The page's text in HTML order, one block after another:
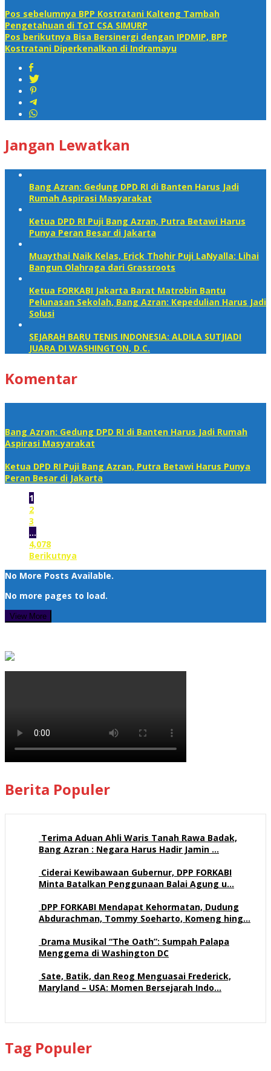
Pos sebelumnya BPP Kostratani Kalteng Tambah
Pengetahuan di ToT CSA SIMURP
Pos berikutnya Bisa Bersinergi dengan IPDMIP, BPP
Kostratani Diperkenalkan di Indramayu
Jangan Lewatkan
Bang Azran: Gedung DPD RI di Banten Harus Jadi
Rumah Aspirasi Masyarakat
Ketua DPD RI Puji Bang Azran, Putra Betawi Harus
Punya Peran Besar di Jakarta
Muaythai Naik Kelas, Erick Thohir Puji LaNyalla: Lihai
Bangun Olahraga dari Grassroots
Ketua FORKABI Jakarta Barat Matrobin Bantu
Pelunasan Sekolah, Bang Azran: Kepedulian Harus Jadi
Solusi
SEJARAH BARU TENIS INDONESIA: ALDILA SUTJIADI
JUARA DI WASHINGTON, D.C.
Komentar
Bang Azran: Gedung DPD RI di Banten Harus Jadi Rumah
Aspirasi Masyarakat
Ketua DPD RI Puji Bang Azran, Putra Betawi Harus Punya
Peran Besar di Jakarta
1
2
3
…
4,078
Berikutnya
No More Posts Available.
No more pages to load.
View More
Berita Populer
Terima Aduan Ahli Waris Tanah Rawa Badak,
Bang Azran : Negara Harus Hadir Jamin …
Ciderai Kewibawaan Gubernur, DPP FORKABI
Minta Batalkan Penggunaan Balai Agung u…
DPP FORKABI Mendapat Kehormatan, Dudung
Abdurachman, Tommy Soeharto, Komeng hing…
Drama Musikal “The Oath”: Sumpah Palapa
Menggema di Washington DC
Sate, Batik, dan Reog Menguasai Frederick,
Maryland – USA: Momen Bersejarah Indo…
Tag Populer